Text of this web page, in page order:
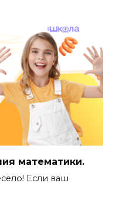
математики.
Если ваш